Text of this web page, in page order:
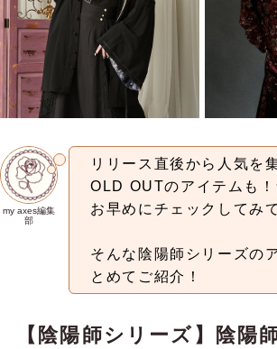
my axes編集
部
リリース直後から人気を
OLD OUTのアイテムも
お早めにチェックしてみ
そんな陰陽師シリーズの
とめてご紹介！
【陰陽師シリーズ】陰陽